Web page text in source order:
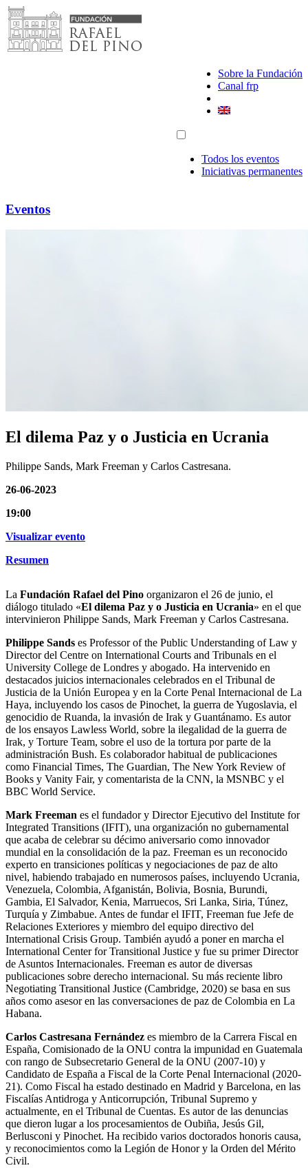
Saltar
al
contenido
Sobre la Fundación
Canal frp
Todos los eventos
Iniciativas permanentes
Eventos
El dilema Paz y o Justicia en Ucrania
Philippe Sands, Mark Freeman y Carlos Castresana.
26-06-2023
19:00
Visualizar evento
Resumen
La Fundación Rafael del Pino organizaron el 26 de junio, el
diálogo titulado «El dilema Paz y o Justicia en Ucrania» en el que
intervinieron Philippe Sands, Mark Freeman y Carlos Castresana.
Philippe Sands es Professor of the Public Understanding of Law y
Director del Centre on International Courts and Tribunals en el
University College de Lon­dres y abogado. Ha intervenido en
destacados jui­cios internacionales celebrados en el Tribunal de
Justicia de la Unión Europea y en la Corte Penal In­ternacional de La
Haya, incluyendo los casos de Pi­nochet, la guerra de Yugoslavia, el
genocidio de Ruanda, la invasión de Irak y Guantánamo. Es autor
de los ensayos Lawless World, sobre la ilegalidad de la guerra de
Irak, y Torture Team, sobre el uso de la tortura por parte de la
administración Bush. Es cola­borador habitual de publicaciones
como Financial Times, The Guardian, The New York Review of
Books y Vanity Fair, y comentarista de la CNN, la MSNBC y el
BBC World Service.
Mark Freeman es el fundador y Director Ejecutivo del Institute for
Integrated Transitions (IFIT), una organización no gubernamental
que acaba de celebrar su décimo aniversario como innovador
mundial en la consolidación de la paz. Freeman es un reconocido
experto en transiciones políticas y negociaciones de paz de alto
nivel, habiendo trabajado en numerosos países, incluyendo Ucrania,
Venezuela, Colombia, Afganistán, Bolivia, Bosnia, Burundi,
Gambia, El Salvador, Kenia, Marruecos, Sri Lanka, Siria, Túnez,
Turquía y Zimbabue. Antes de fundar el IFIT, Freeman fue Jefe de
Relaciones Exteriores y miembro del equipo directivo del
International Crisis Group. También ayudó a poner en marcha el
International Center for Transitional Justice y fue su primer Director
de Asuntos Internacionales. Freeman es autor de diversas
publicaciones sobre derecho internacional. Su más reciente libro
Negotiating Transitional Justice (Cambridge, 2020) se basa en sus
años como asesor en las conversaciones de paz de Colombia en La
Habana.
Carlos Castresana Fernández es miembro de la Carrera Fiscal en
España, Comisionado de la ONU contra la impunidad en Guatemala
con rango de Subsecretario General de la ONU (2007-10) y
Candidato de España a Fiscal de la Corte Penal Internacional (2020-
21). Como Fiscal ha estado destinado en Madrid y Barcelona, en las
Fiscalías Antidroga y Anticorrupción, Tribunal Supremo y
actualmente, en el Tribunal de Cuentas. Es autor de las denuncias
que dieron lugar a los procesamientos de Oubiña, Jesús Gil,
Berlusconi y Pinochet. Ha recibido varios doctorados honoris causa,
y reconocimientos como la Legión de Honor y la Orden del Mérito
Civil.